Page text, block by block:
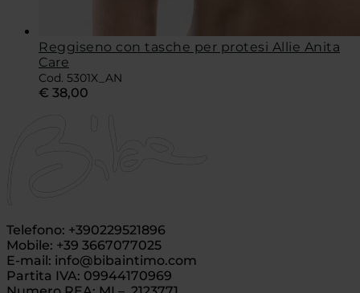
Reggiseno con tasche per protesi Allie Anita
Care
Cod. 5301X_AN
€ 38,00
Telefono: +390229521896
Mobile: +39 3667077025
E-mail: info@bibaintimo.com
Partita IVA: 09944170969